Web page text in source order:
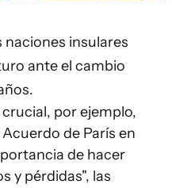
naciones insulares
ante el cambio
por ejemplo,
de París en
de hacer
y pérdidas", las